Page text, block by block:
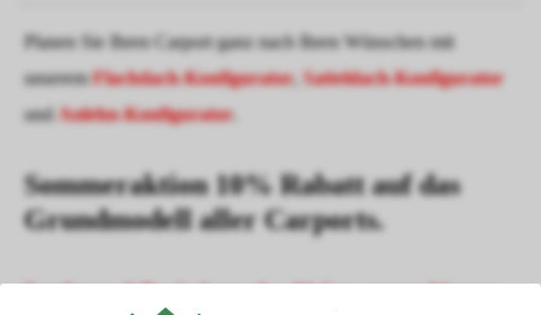
Planen Sie Ihren Carport ganz nach Ihren Wünschen mit
unseremFlachdach-Konfigurator, Satteldach-Konfigurator
und Anlehn-Konfigurator
Sommeraktion 10% Rabatt auf das
Grundmodell aller Carports.
Sondermodelle sind von der Aktion ausgeschlossen